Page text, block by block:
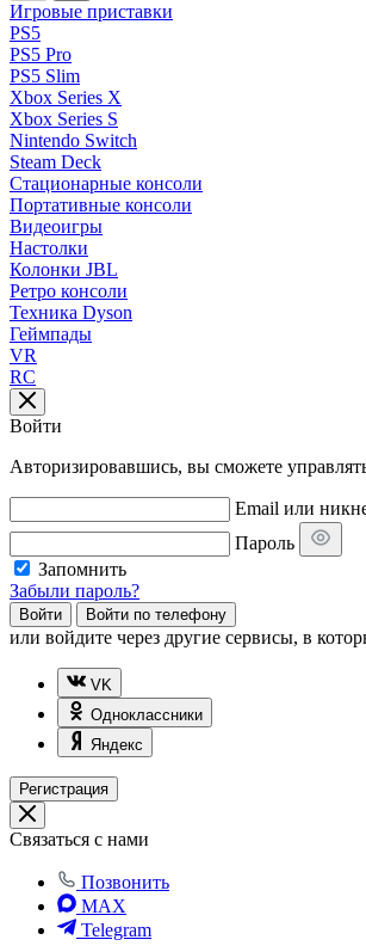
Игровые приставки
PS5
PS5 Pro
PS5 Slim
Xbox Series X
Xbox Series S
Nintendo Switch
Steam Deck
Стационарные консоли
Портативные консоли
Видеоигры
Настолки
Колонки JBL
Ретро консоли
Техника Dyson
Геймпады
VR
RC
Войти
Авторизировавшись, вы сможете
Email или
Пароль
Запомнить
Забыли пароль?
Войти Войти по телефону
или войдите через другие сервисы, в
VK
Одноклассники
Яндекс
Регистрация
Связаться с нами
Позвонить
MAX
Telegram